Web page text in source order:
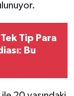
Tip Para
Bu